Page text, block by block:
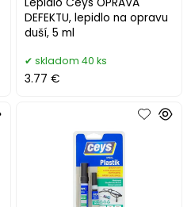
DEFEKTU, lepidlo na opravu
duší, 5 ml
skladom 40 ks
3.77 €